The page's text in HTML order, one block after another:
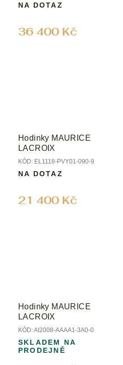
36 400 Kč
NA DOTAZ
Hodinky MAURICE
LACROIX
KÓD: EL1118-PVY01-090-9
21 400 Kč
NA DOTAZ
Hodinky MAURICE
LACROIX
KÓD:AI2008-AAAA1-3A0-0
SKLADEM NA
PRODEJNĚ